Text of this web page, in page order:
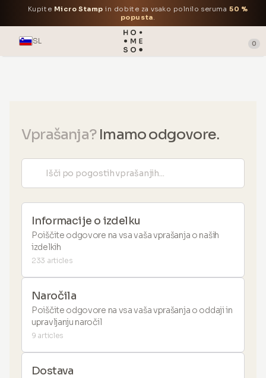
Kupite Micro Stamp in dobite za vsako polnilo seruma 50 %
popusta.
SL 0
Vprašanja? Imamo odgovore.
Informacije o izdelku
Poiščite odgovore na vsa vaša vprašanja o naših
izdelkih
233 articles
Naročila
Poiščite odgovore na vsa vaša vprašanja o oddaji in
upravljanju naročil
9 articles
Dostava